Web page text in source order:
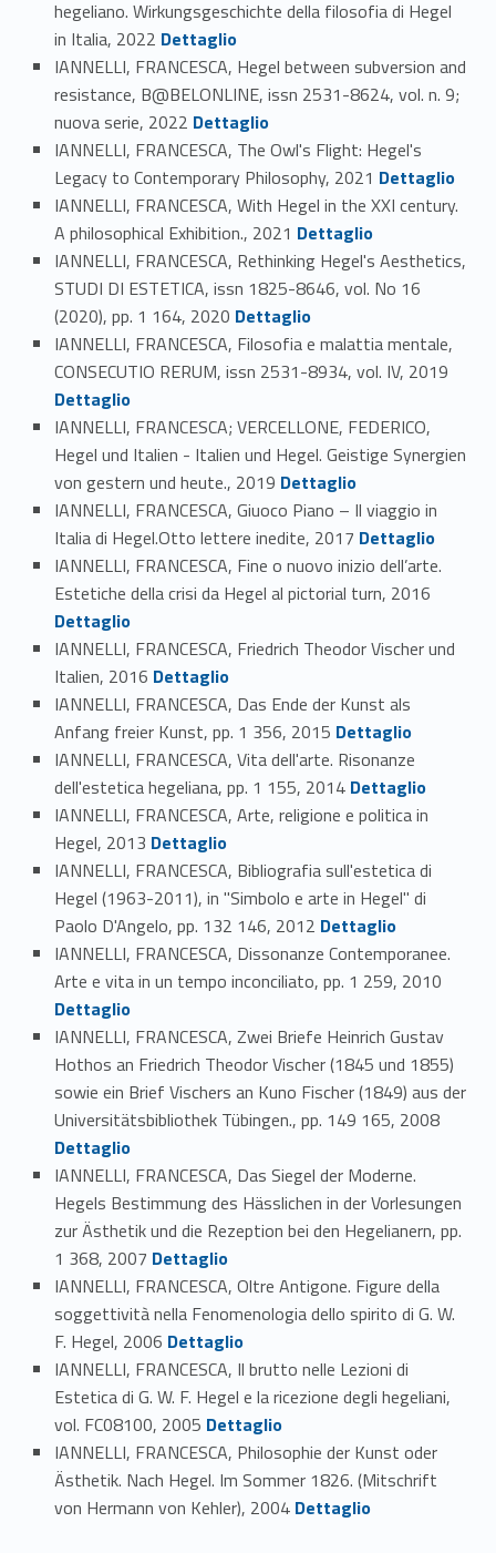
hegeliano. Wirkungsgeschichte della filosofia di Hegel
in Italia, 2022 Link identifier #identifier_person_199679-65
Dettaglio
IANNELLI, FRANCESCA, Hegel between subversion and
resistance, B@BELONLINE, issn 2531-8624, vol. n. 9;
nuova serie, 2022 Link identifier #identifier_person_150994-66
Dettaglio
IANNELLI, FRANCESCA, The Owl's Flight: Hegel's
Legacy to Contemporary Philosophy, 2021 Link identifier #identifier_person_178572-67
Dettaglio
IANNELLI, FRANCESCA, With Hegel in the XXI century.
A philosophical Exhibition., 2021 Link identifier #identifier_person_119923-68
Dettaglio
IANNELLI, FRANCESCA, Rethinking Hegel's Aesthetics,
STUDI DI ESTETICA, issn 1825-8646, vol. No 16
(2020), pp. 1 164, 2020 Link identifier #identifier_person_47419-69
Dettaglio
IANNELLI, FRANCESCA, Filosofia e malattia mentale,
CONSECUTIO RERUM, issn 2531-8934, vol. IV, 2019
Dettaglio
IANNELLI, FRANCESCA; VERCELLONE, FEDERICO,
Hegel und Italien - Italien und Hegel. Geistige Synergien
von gestern und heute., 2019 Link identifier #identifier_person_97565-71
Dettaglio
IANNELLI, FRANCESCA, Giuoco Piano – Il viaggio in
Italia di Hegel.Otto lettere inedite, 2017 Link identifier #identifier_person_186868-72
Dettaglio
IANNELLI, FRANCESCA, Fine o nuovo inizio dell’arte.
Estetiche della crisi da Hegel al pictorial turn, 2016
Dettaglio
IANNELLI, FRANCESCA, Friedrich Theodor Vischer und
Italien, 2016 Link identifier #identifier_person_175652-74
Dettaglio
IANNELLI, FRANCESCA, Das Ende der Kunst als
Anfang freier Kunst, pp. 1 356, 2015 Link identifier #identifier_person_168896-75
Dettaglio
IANNELLI, FRANCESCA, Vita dell'arte. Risonanze
dell'estetica hegeliana, pp. 1 155, 2014 Link identifier #identifier_person_88501-76
Dettaglio
IANNELLI, FRANCESCA, Arte, religione e politica in
Hegel, 2013 Link identifier #identifier_person_30085-77
Dettaglio
IANNELLI, FRANCESCA, Bibliografia sull'estetica di
Hegel (1963-2011), in "Simbolo e arte in Hegel" di
Paolo D'Angelo, pp. 132 146, 2012 Link identifier #identifier_person_165807-78
Dettaglio
IANNELLI, FRANCESCA, Dissonanze Contemporanee.
Arte e vita in un tempo inconciliato, pp. 1 259, 2010
Dettaglio
IANNELLI, FRANCESCA, Zwei Briefe Heinrich Gustav
Hothos an Friedrich Theodor Vischer (1845 und 1855)
sowie ein Brief Vischers an Kuno Fischer (1849) aus der
Universitätsbibliothek Tübingen., pp. 149 165, 2008Link identifier #identifier_person_60076-80
Dettaglio
IANNELLI, FRANCESCA, Das Siegel der Moderne.
Hegels Bestimmung des Hässlichen in der Vorlesungen
zur Ästhetik und die Rezeption bei den Hegelianern, pp.
1 368, 2007 Link identifier #identifier_person_196799-81
Dettaglio
IANNELLI, FRANCESCA, Oltre Antigone. Figure della
soggettività nella Fenomenologia dello spirito di G. W.
F. Hegel, 2006 Link identifier #identifier_person_198033-82
Dettaglio
IANNELLI, FRANCESCA, Il brutto nelle Lezioni di
Estetica di G. W. F. Hegel e la ricezione degli hegeliani,
vol. FC08100, 2005 Link identifier #identifier_person_172438-83
Dettaglio
IANNELLI, FRANCESCA, Philosophie der Kunst oder
Ästhetik. Nach Hegel. Im Sommer 1826. (Mitschrift
von Hermann von Kehler), 2004 Link identifier #identifier_person_169388-84
Dettaglio